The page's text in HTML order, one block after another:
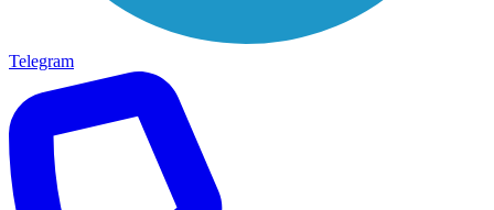
Telegram